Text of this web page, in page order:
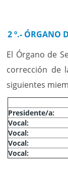
2 º.- ÓRGANO
El Órgano de
corrección de
siguientes
Presidente/a:
Vocal:
Vocal:
Vocal:
Vocal: